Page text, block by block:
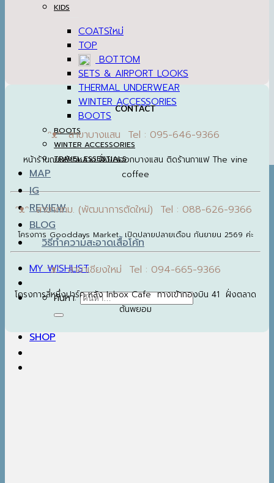
KIDS
COATS
TOP
BOTTOM
SETS & AIRPORT LOOKS
THERMAL UNDERWEAR
WINTER ACCESSORIES
BOOTS
BOOTS
WINTER ACCESSORIES
TRAVEL ESSENTIALS
MAP
IG
REVIEW
BLOG
วิธีทำความสะอาดเสื้อโค้ท
MY WISHLIST
ค้นหา:
SHOP
CONTACT
ᵔᴥᵔ สาขาบางแสน Tel : 095-646-9366
หน้าร้านถนนข้าวหลาม ฝั่งขาออกบางแสน ติดร้านกาแฟ The vine
coffee
ᵔᴥᵔ สาขากทม. (พัฒนาการตัดใหม่) Tel : 088-626-9366
โครงการ Gooddays Market เปิดปลายปลายเดือน กันยายน 2569 ค่ะ
ᵔᴥᵔ สาขาเชียงใหม่ Tel : 094-665-9366
โครงการสี่หนึ่งปาร์ค หลัง Inbox Cafe ทางเข้ากองบิน 41 ฝั่งตลาด
ต้นพยอม